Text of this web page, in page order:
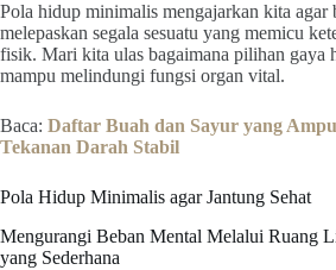
Pola hidup minimalis mengajarkan kita agar
melepaskan segala sesuatu yang memicu
fisik. Mari kita ulas bagaimana pilihan gaya
mampu melindungi fungsi organ vital.
Baca: Daftar Buah dan Sayur yang
Tekanan Darah Stabil
Pola Hidup Minimalis agar Jantung Sehat
Mengurangi Beban Mental Melalui Ruang
yang Sederhana